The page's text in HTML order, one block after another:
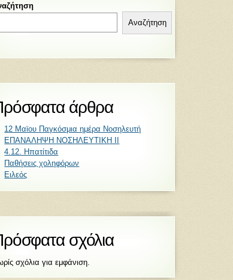
Αναζήτηση
άρθρα
12 Μαϊου Παγκόσμια ημέρα Νοσηλευτή
ΕΠΑΝΑΛΗΨΗ ΝΟΣΗΛΕΥΤΙΚΗ ΙΙ
4.12. Ηπατίτιδα
Παθήσεις χοληφόρων
Ειλεός
σχόλια
σχόλια για εμφάνιση.